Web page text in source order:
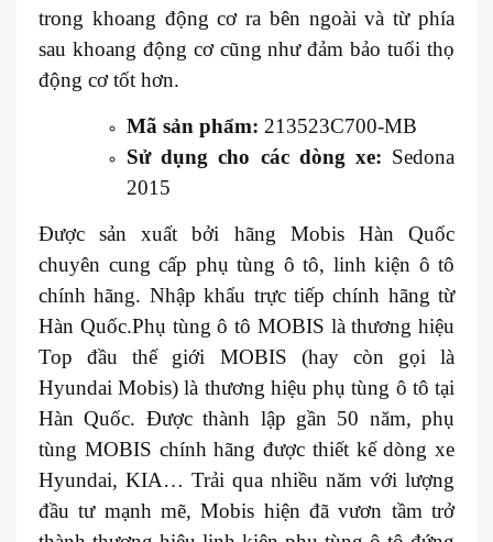
trong khoang động cơ ra bên ngoài và từ phía
sau khoang động cơ cũng như đảm bảo tuổi thọ
động cơ tốt hơn.
Mã sản phẩm: 213523C700-MB
Sử dụng cho các dòng xe: Sedona
2015
Được sản xuất bởi hãng Mobis Hàn Quốc
chuyên cung cấp phụ tùng ô tô, linh kiện ô tô
chính hãng. Nhập khẩu trực tiếp chính hãng từ
Hàn Quốc.Phụ tùng ô tô MOBIS là thương hiệu
Top đầu thế giới MOBIS (hay còn gọi là
Hyundai Mobis) là thương hiệu phụ tùng ô tô tại
Hàn Quốc. Được thành lập gần 50 năm, phụ
tùng MOBIS chính hãng được thiết kế dòng xe
Hyundai, KIA… Trải qua nhiều năm với lượng
đầu tư mạnh mẽ, Mobis hiện đã vươn tầm trở